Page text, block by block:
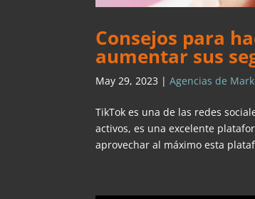
Consejos para
aumentar sus
May 29, 2023 |Agencias de
TikTok es una de las redes
activos, es una excelente
aprovechar al máximo esta